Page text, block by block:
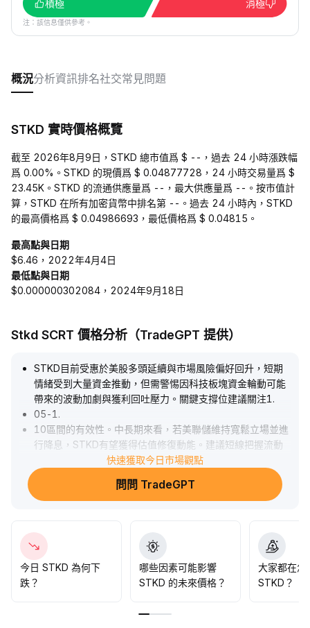
積極
消極
注：該信息僅供參考。
概況分析資訊排名社交常見問題
STKD 實時價格概覽
截至 2026年8月9日，STKD 總市值爲 $ --，過去 24 小時漲跌幅
爲 0.00%。STKD 的現價爲 $ 0.04877728，24 小時交易量爲 $
23.45K。STKD 的流通供應量爲 --，最大供應量爲 --。按市值計
算，STKD 在所有加密貨幣中排名第 --。過去 24 小時內，STKD
的最高價格爲 $ 0.04986693，最低價格爲 $ 0.04815。
最高點與日期
$6.46，2022年4月4日
最低點與日期
$0.000000302084，2024年9月18日
Stkd SCRT 價格分析（TradeGPT 提供）
STKD目前受惠於美股多頭延續與市場風險偏好回升，短期
情緒受到大量資金推動，但需警惕因科技板塊資金輪動可能
帶來的波動加劇與獲利回吐壓力。關鍵支撐位建議關注1.
05-1 .
10區間的有效性。中長期來看，若美聯儲維持寬鬆立場並進
行降息，STKD有望獲得估值修復動能。建議短線把握流動
性溢價，逢低布局，中線持有靜待政策利好兌現。
快速獲取今日市場觀點
問問 TradeGPT
今日 STKD 為何下
跌？
哪些因素可能影響
STKD 的未來價格？
大家都在怎
STKD？